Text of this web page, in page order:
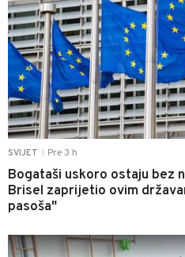
SVIJET Pre 3 h
Bogataši uskoro ostaju bez
Brisel zaprijetio ovim
pasoša"